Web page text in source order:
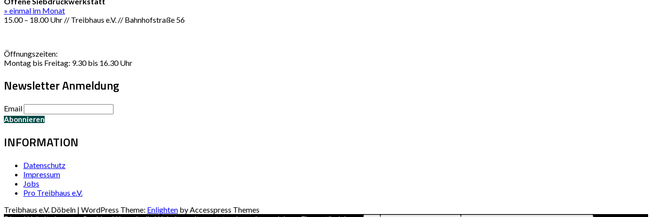
» einmal im Monat
15.00 – 18.00 Uhr // Treibhaus e.V. // Bahnhofstraße 56
Öffnungszeiten:
Montag bis Freitag: 9.30 bis 16.30 Uhr
Newsletter Anmeldung
Email
INFORMATION
Datenschutz
Impressum
Jobs
Pro Treibhaus e.V.
Treibhaus e.V. Döbeln | WordPress Theme: Enlighten by Accesspress Themes